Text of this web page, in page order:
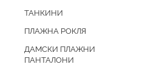
ТАНКИНИ
ПЛАЖНА РОКЛЯ
ДАМСКИ ПЛАЖНИ
ПАНТАЛОНИ